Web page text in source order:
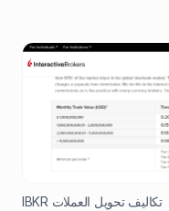
تكاليف تحويل العملات IBKR